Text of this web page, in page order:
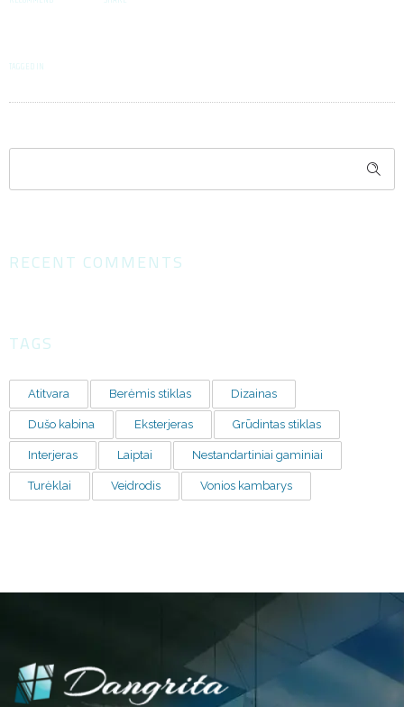
TAGGED IN
RECENT COMMENTS
TAGS
Atitvara Berėmis stiklas Dizainas
Dušo kabina Eksterjeras Grūdintas stiklas
Interjeras Laiptai Nestandartiniai gaminiai
Turėklai Veidrodis Vonios kambarys